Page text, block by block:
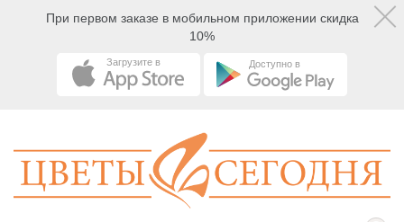
При первом заказе в мобильном приложении скидка
10%
Загрузите в Доступно в